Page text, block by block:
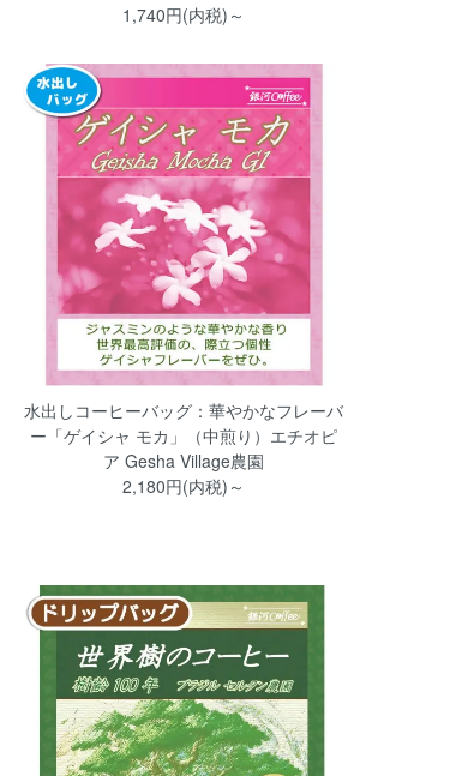
1,740円(内税)～
水出しコーヒーバッグ：華やかなフレーバ
ー「ゲイシャ モカ」（中煎り）エチオピ
ア Gesha Village農園
2,180円(内税)～